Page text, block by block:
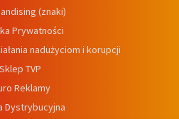
(znaki)
Prywatności
nadużyciom i korupcji
Sklep TVP
Reklamy
Dystrybucyjna